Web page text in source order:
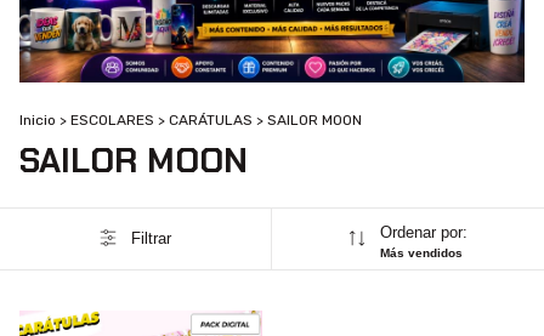
Inicio > ESCOLARES > CARÁTULAS > SAILOR MOON
SAILOR MOON
Filtrar Ordenar por:
Más vendidos